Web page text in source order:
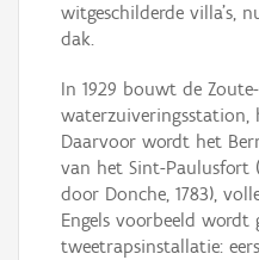
witgeschilderde villa's,
dak.
In 1929 bouwt de
Daarvoor wordt het
van het Sint-Paulusfort
door Donche, 1783),
Engels voorbeeld wordt
tweetrapsinstallatie: